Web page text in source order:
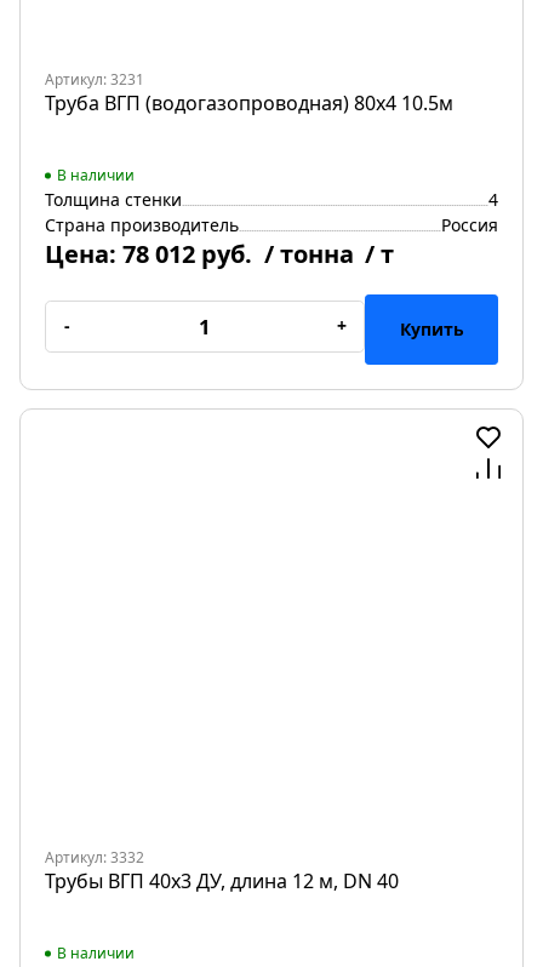
Артикул: 3231
Труба ВГП (водогазопроводная) 80х4 10.5м
В наличии
Толщина стенки
4
Страна производитель
Россия
Цена: 78 012 руб. / тонна / т
- + Купить
Артикул: 3332
Трубы ВГП 40х3 ДУ, длина 12 м, DN 40
В наличии